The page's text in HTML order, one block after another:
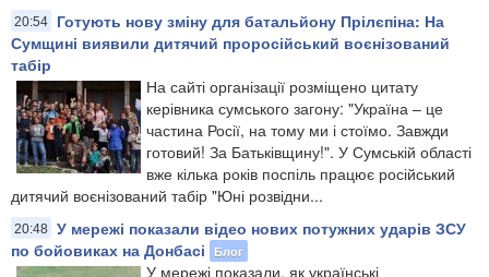
20:54
Готують нову зміну для батальйону Прілєпіна: На
Сумщині виявили дитячий проросійський воєнізований
табір
На сайті організації розміщено цитату
керівника сумського загону: "Україна – це
частина Росії, на тому ми і стоїмо. Завжди
готовий! За Батьківщину!". У Сумській області
вже кілька років поспіль працює російський
дитячий воєнізований табір "Юні розвідни...
20:48 У мережі показали відео нових потужних ударів ЗСУ
по бойовиках на Донбасі
Блог
У мережі показали, як українські